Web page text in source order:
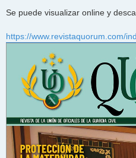
Se puede visualizar online y
https://www.revistaquorum.com/